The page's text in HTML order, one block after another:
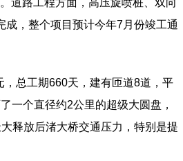
道路工程方面，高压旋喷桩、双向
，整个项目预计今年7月份竣工通
总工期660天，建有匝道8道，平
一个直径约2公里的超级大圆盘，
释放后渚大桥交通压力，特别是提